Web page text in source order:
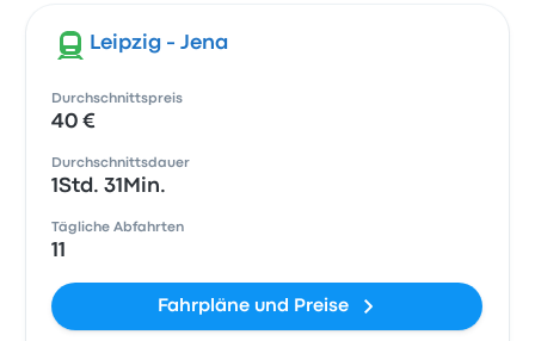
Leipzig - Jena
Durchschnittspreis
40 €
Durchschnittsdauer
1Std. 31Min.
Tägliche Abfahrten
11
Fahrpläne und Preise